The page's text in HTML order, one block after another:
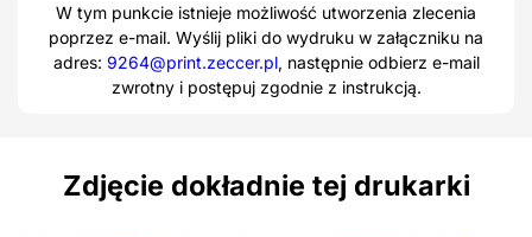
W tym punkcie istnieje możliwość utworzenia zlecenia
poprzez e-mail. Wyślij pliki do wydruku w załączniku na
adres: 9264@print.zeccer.pl, następnie odbierz e-mail
zwrotny i postępuj zgodnie z instrukcją.
Zdjęcie dokładnie tej drukarki